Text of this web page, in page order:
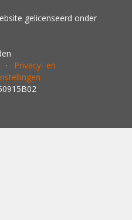
gelicenseerd onder
· Privacy- en